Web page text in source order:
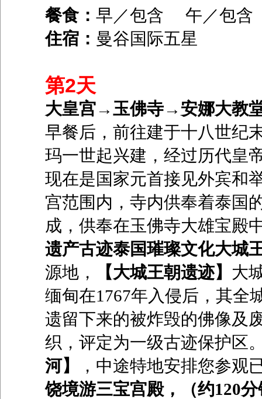
餐食： 早／包含 午／包
住宿： 曼谷国际五星
第2天
大皇宫→玉佛寺→安娜大教
早餐后，前往建于十八世纪
玛一世起兴建，经过历代皇
现在是国家元首接见外宾和
宫范围内，寺内供奉着泰国
成，供奉在玉佛寺大雄宝殿
遗产古迹泰国璀璨文化大城
源地，
【大城王朝遗迹】 大
缅甸在1767年入侵后，其全
遗留下来的被炸毁的佛像及
织，评定为一级古迹保护区
河】
，中途特地安排您参观
饶境游三宝宫殿，（约120分